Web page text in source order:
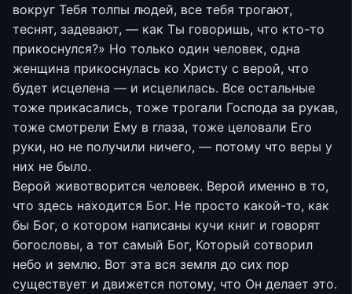
вокруг Тебя толпы людей, все тебя трогают,
теснят, задевают, — как Ты говоришь, что кто-то
прикоснулся?» Но только один человек, одна
женщина прикоснулась ко Христу с верой, что
будет исцелена — и исцелилась. Все остальные
тоже прикасались, тоже трогали Господа за рукав,
тоже смотрели Ему в глаза, тоже целовали Его
руки, но не получили ничего, — потому что веры у
них не было.
Верой животворится человек. Верой именно в то,
что здесь находится Бог. Не просто какой-то, как
бы Бог, о котором написаны кучи книг и говорят
богословы, а тот самый Бог, Который сотворил
небо и землю. Вот эта вся земля до сих пор
существует и движется потому, что Он делает это.